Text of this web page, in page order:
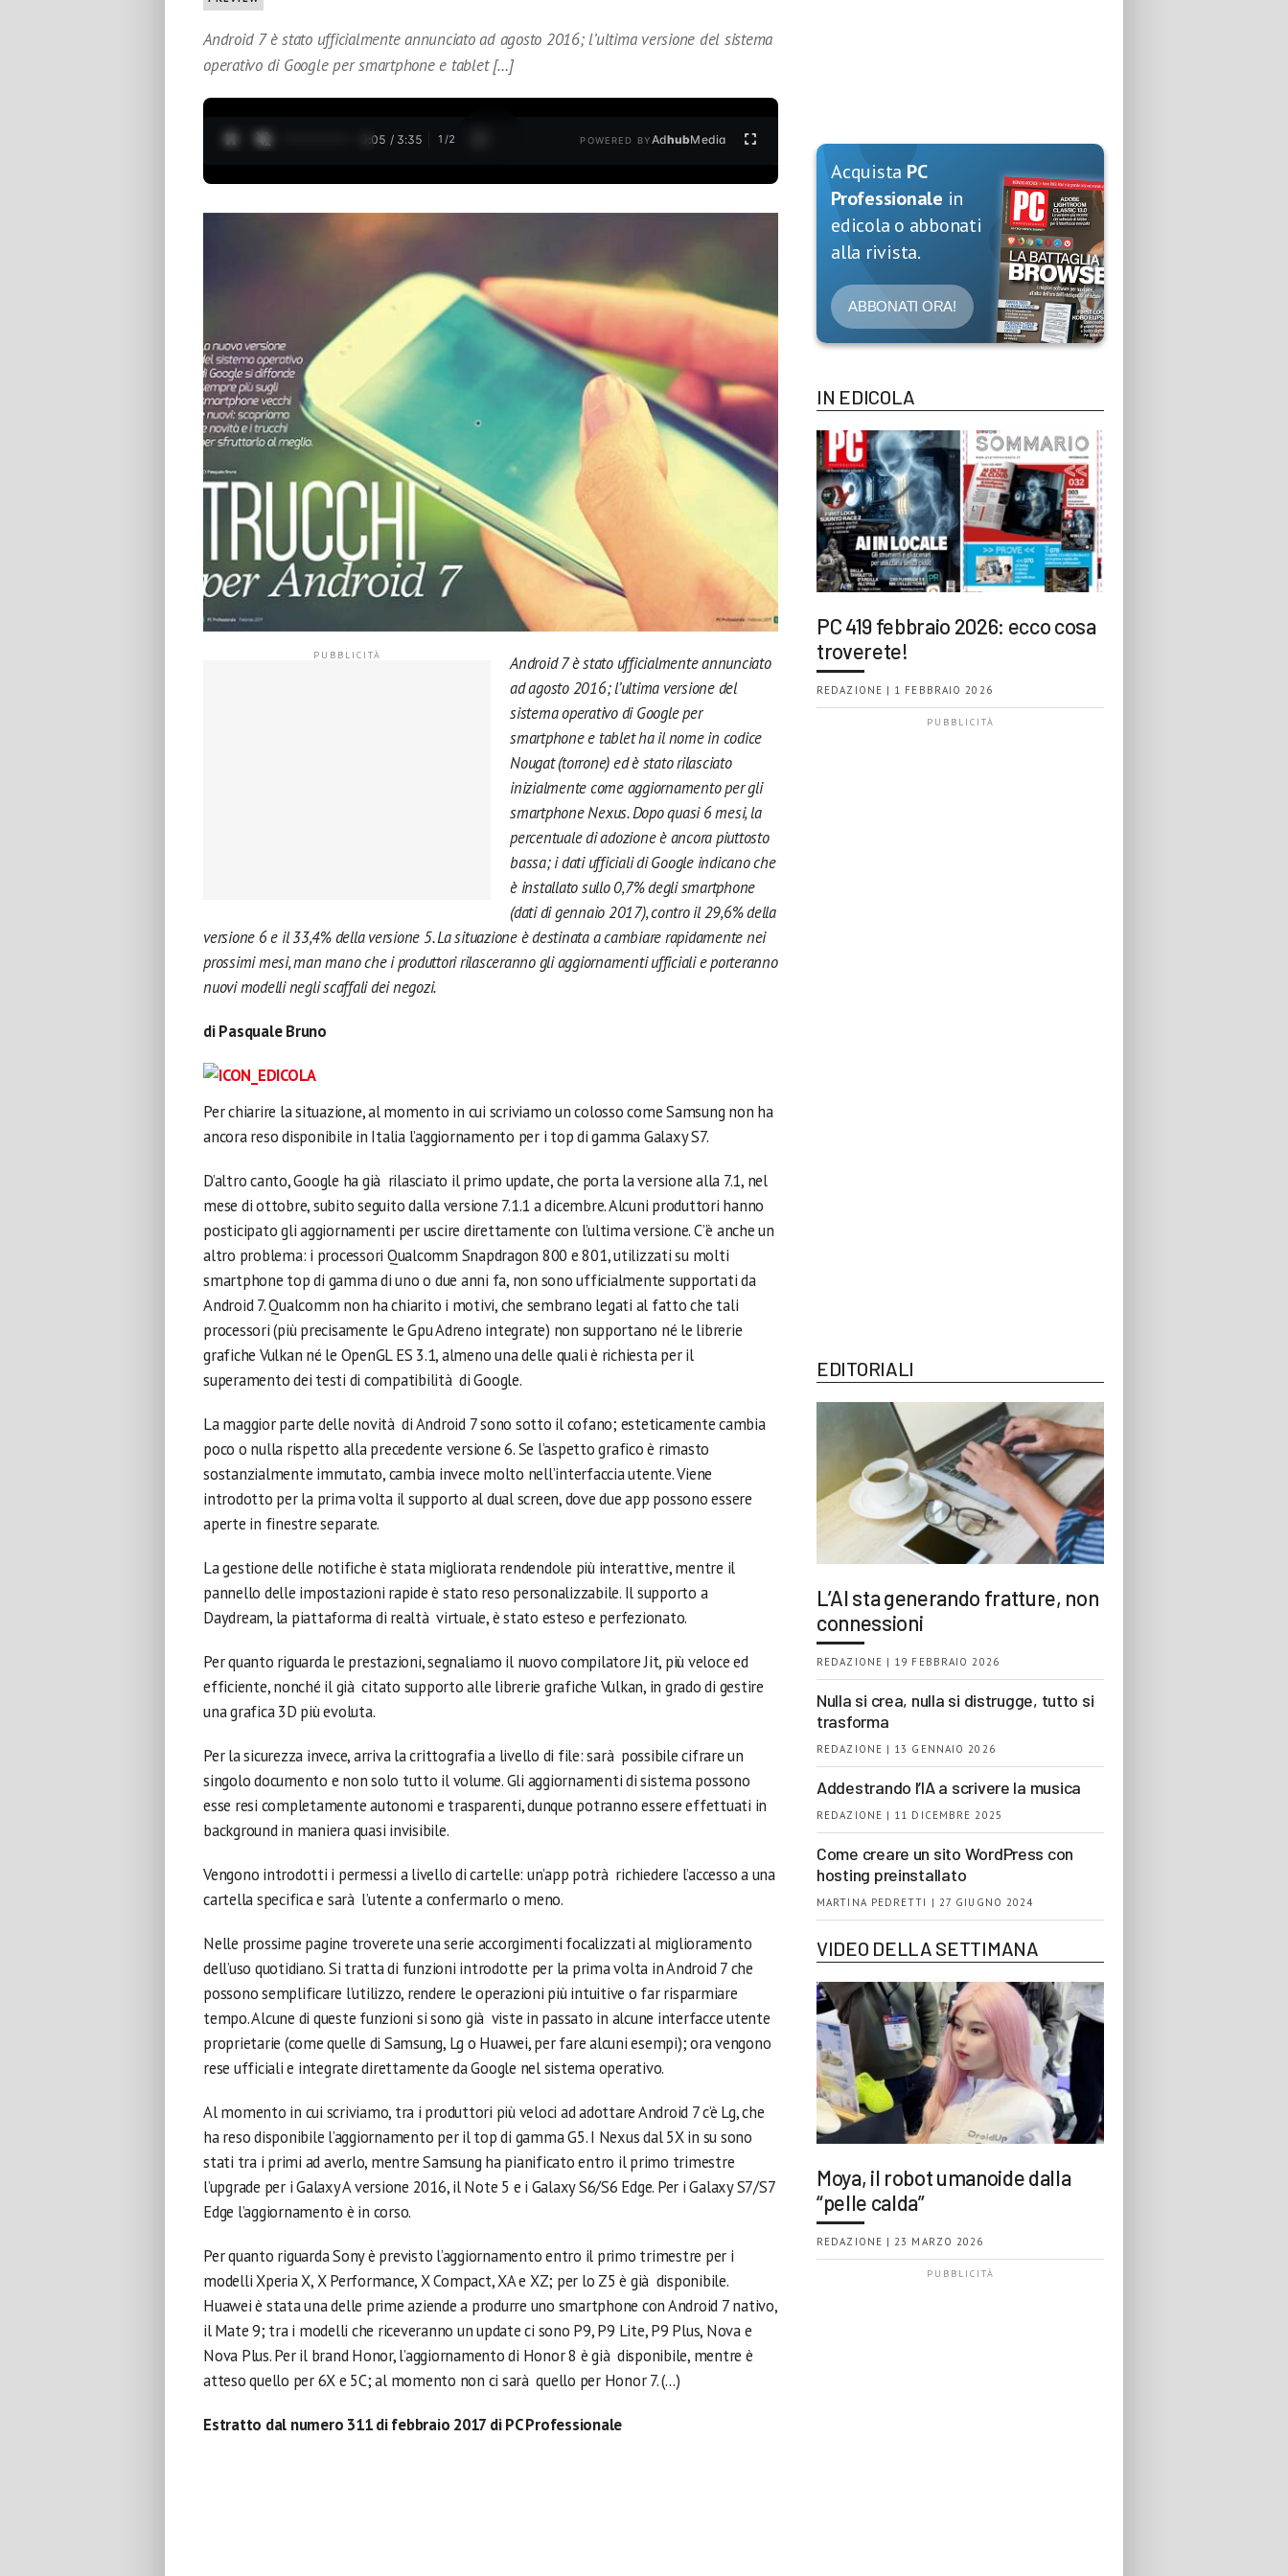
Android 7 è stato ufficialmente annunciato ad agosto 2016; l’ultima versione del sistema
operativo di Google per smartphone e tablet […]
0:06 / 3:35 1 /2 POWERED BYAdhubMedia
Android 7 è stato ufficialmente annunciato
ad agosto 2016; l’ultima versione del
sistema operativo di Google per
smartphone e tablet ha il nome in codice
Nougat (torrone) ed è stato rilasciato
inizialmente come aggiornamento per gli
smartphone Nexus. Dopo quasi 6 mesi, la
percentuale di adozione è ancora piuttosto
bassa; i dati ufficiali di Google indicano che
è installato sullo 0,7% degli smartphone
(dati di gennaio 2017), contro il 29,6% della
versione 6 e il 33,4% della versione 5. La situazione è destinata a cambiare rapidamente nei
prossimi mesi, man mano che i produttori rilasceranno gli aggiornamenti ufficiali e porteranno
nuovi modelli negli scaffali dei negozi.
di Pasquale Bruno
Per chiarire la situazione, al momento in cui scriviamo un colosso come Samsung non ha
ancora reso disponibile in Italia l’aggiornamento per i top di gamma Galaxy S7.
D’altro canto, Google ha già rilasciato il primo update, che porta la versione alla 7.1, nel
mese di ottobre, subito seguito dalla versione 7.1.1 a dicembre. Alcuni produttori hanno
posticipato gli aggiornamenti per uscire direttamente con l’ultima versione. C”è anche un
altro problema: i processori Qualcomm Snapdragon 800 e 801, utilizzati su molti
smartphone top di gamma di uno o due anni fa, non sono ufficialmente supportati da
Android 7. Qualcomm non ha chiarito i motivi, che sembrano legati al fatto che tali
processori (più precisamente le Gpu Adreno integrate) non supportano né le librerie
grafiche Vulkan né le OpenGL ES 3.1, almeno una delle quali è richiesta per il
superamento dei testi di compatibilità di Google.
La maggior parte delle novità di Android 7 sono sotto il cofano; esteticamente cambia
poco o nulla rispetto alla precedente versione 6. Se l’aspetto grafico è rimasto
sostanzialmente immutato, cambia invece molto nell’interfaccia utente. Viene
introdotto per la prima volta il supporto al dual screen, dove due app possono essere
aperte in finestre separate.
La gestione delle notifiche è stata migliorata rendendole più interattive, mentre il
pannello delle impostazioni rapide è stato reso personalizzabile. Il supporto a
Daydream, la piattaforma di realtà virtuale, è stato esteso e perfezionato.
Per quanto riguarda le prestazioni, segnaliamo il nuovo compilatore Jit, più veloce ed
efficiente, nonché il già citato supporto alle librerie grafiche Vulkan, in grado di gestire
una grafica 3D più evoluta.
Per la sicurezza invece, arriva la crittografia a livello di file: sarà possibile cifrare un
singolo documento e non solo tutto il volume. Gli aggiornamenti di sistema possono
esse resi completamente autonomi e trasparenti, dunque potranno essere effettuati in
background in maniera quasi invisibile.
Vengono introdotti i permessi a livello di cartelle: un’app potrà richiedere l’accesso a una
cartella specifica e sarà l’utente a confermarlo o meno.
Nelle prossime pagine troverete una serie accorgimenti focalizzati al miglioramento
dell’uso quotidiano. Si tratta di funzioni introdotte per la prima volta in Android 7 che
possono semplificare l’utilizzo, rendere le operazioni più intuitive o far risparmiare
tempo. Alcune di queste funzioni si sono già viste in passato in alcune interfacce utente
proprietarie (come quelle di Samsung, Lg o Huawei, per fare alcuni esempi); ora vengono
rese ufficiali e integrate direttamente da Google nel sistema operativo.
Al momento in cui scriviamo, tra i produttori più veloci ad adottare Android 7 c’è Lg, che
ha reso disponibile l’aggiornamento per il top di gamma G5. I Nexus dal 5X in su sono
stati tra i primi ad averlo, mentre Samsung ha pianificato entro il primo trimestre
l’upgrade per i Galaxy A versione 2016, il Note 5 e i Galaxy S6/S6 Edge. Per i Galaxy S7/S7
Edge l’aggiornamento è in corso.
Per quanto riguarda Sony è previsto l’aggiornamento entro il primo trimestre per i
modelli Xperia X, X Performance, X Compact, XA e XZ; per lo Z5 è già disponibile.
Huawei è stata una delle prime aziende a produrre uno smartphone con Android 7 nativo,
il Mate 9; tra i modelli che riceveranno un update ci sono P9, P9 Lite, P9 Plus, Nova e
Nova Plus. Per il brand Honor, l’aggiornamento di Honor 8 è già disponibile, mentre è
atteso quello per 6X e 5C; al momento non ci sarà quello per Honor 7. (…)
Estratto dal numero 311 di febbraio 2017 di PC Professionale
Acquista PC
Professionale in
edicola o abbonati
alla rivista.
ABBONATI ORA!
IN EDICOLA
PC 419 febbraio 2026: ecco cosa
troverete!
REDAZIONE | 1 FEBBRAIO 2026
EDITORIALI
L’AI sta generando fratture, non
connessioni
REDAZIONE | 19 FEBBRAIO 2026
Nulla si crea, nulla si distrugge, tutto si
trasforma
REDAZIONE | 13 GENNAIO 2026
Addestrando l’IA a scrivere la musica
REDAZIONE | 11 DICEMBRE 2025
Come creare un sito WordPress con
hosting preinstallato
MARTINA PEDRETTI | 27 GIUGNO 2024
VIDEO DELLA SETTIMANA
Moya, il robot umanoide dalla
“pelle calda”
REDAZIONE | 23 MARZO 2026